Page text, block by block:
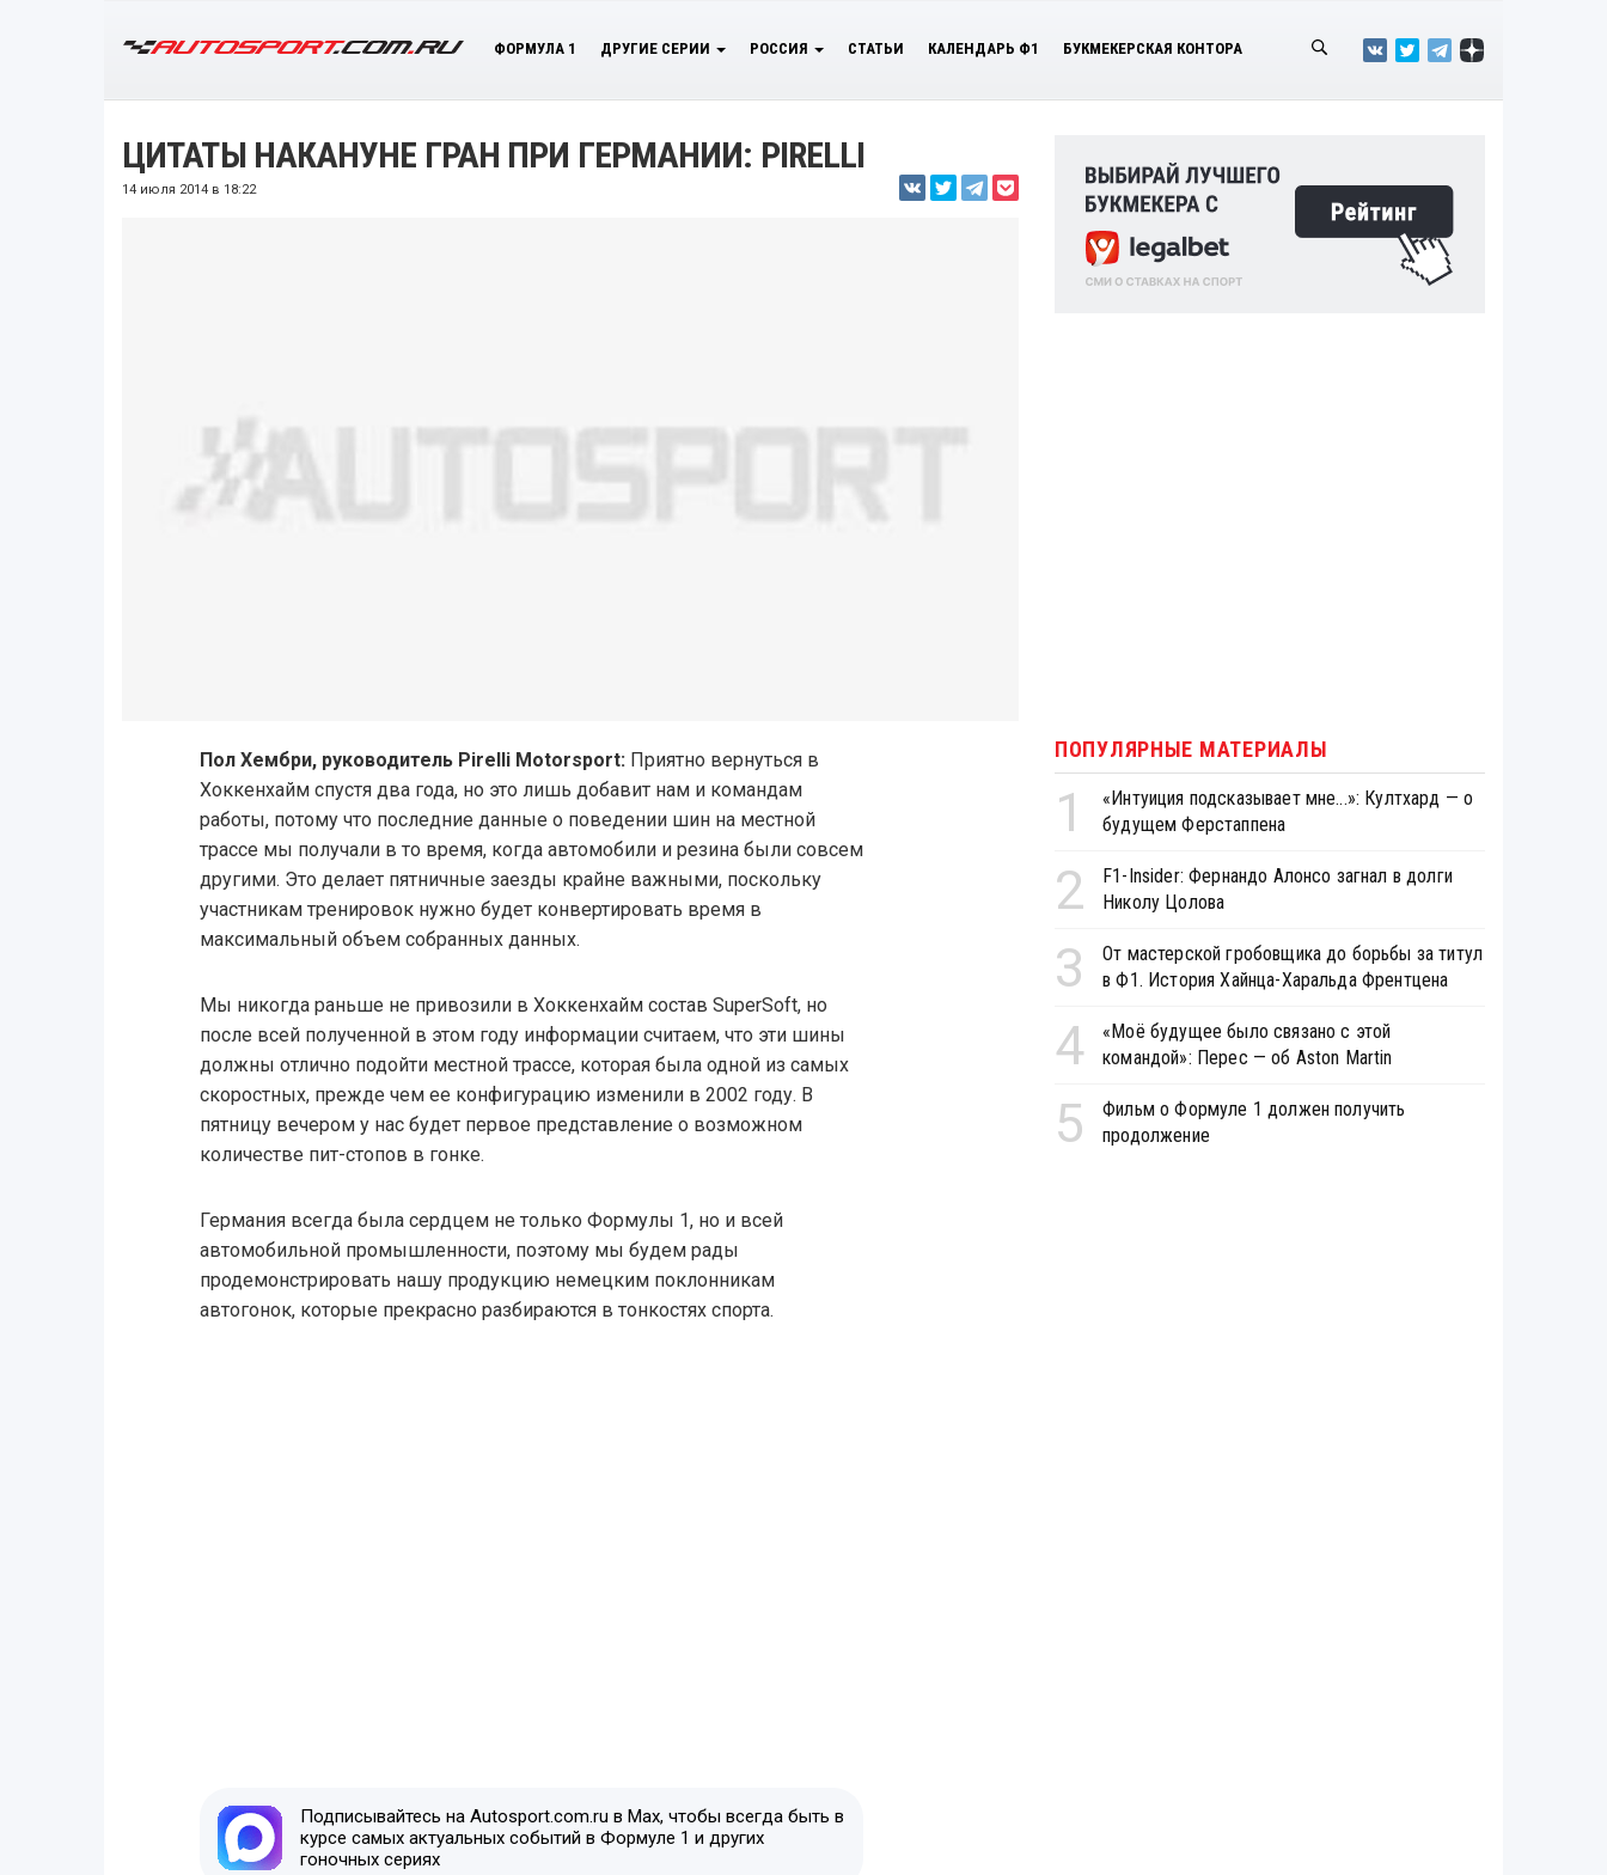
ФОРМУЛА 1 ДРУГИЕ СЕРИИ РОССИЯ СТАТЬИ КАЛЕНДАРЬ Ф1 БУКМЕКЕРСКАЯ КОНТОРА
ЦИТАТЫ НАКАНУНЕ ГРАН ПРИ ГЕРМАНИИ: PIRELLI
14 июля 2014 в 18:22
Пол Хембри, руководитель Pirelli Motorsport:Приятно вернуться в
Хоккенхайм спустя два года, но это лишь добавит нам и командам
работы, потому что последние данные о поведении шин на местной
трассе мы получали в то время, когда автомобили и резина были совсем
другими. Это делает пятничные заезды крайне важными, поскольку
участникам тренировок нужно будет конвертировать время в
максимальный объем собранных данных.
Мы никогда раньше не привозили в Хоккенхайм состав SuperSoft, но
после всей полученной в этом году информации считаем, что эти шины
должны отлично подойти местной трассе, которая была одной из самых
скоростных, прежде чем ее конфигурацию изменили в 2002 году. В
пятницу вечером у нас будет первое представление о возможном
количестве пит-стопов в гонке.
Германия всегда была сердцем не только Формулы 1, но и всей
автомобильной промышленности, поэтому мы будем рады
продемонстрировать нашу продукцию немецким поклонникам
автогонок, которые прекрасно разбираются в тонкостях спорта.
Подписывайтесь на Autosport.com.ru в Max, чтобы всегда быть в
курсе самых актуальных событий в Формуле 1 и других
гоночных сериях
ПОПУЛЯРНЫЕ МАТЕРИАЛЫ
1
«Интуиция подсказывает мне...»: Култхард — о
будущем Ферстаппена
2
F1-Insider: Фернандо Алонсо загнал в долги
Николу Цолова
3
От мастерской гробовщика до борьбы за титул
в Ф1. История Хайнца-Харальда Френтцена
4
«Моё будущее было связано с этой
командой»: Перес — об Aston Martin
5
Фильм о Формуле 1 должен получить
продолжение